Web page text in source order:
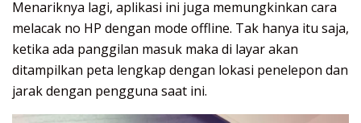
Menariknya lagi, aplikasi ini juga memungkinkan cara
melacak no HP dengan mode offline. Tak hanya itu saja,
ketika ada panggilan masuk maka di layar akan
ditampilkan peta lengkap dengan lokasi penelepon dan
jarak dengan pengguna saat ini.